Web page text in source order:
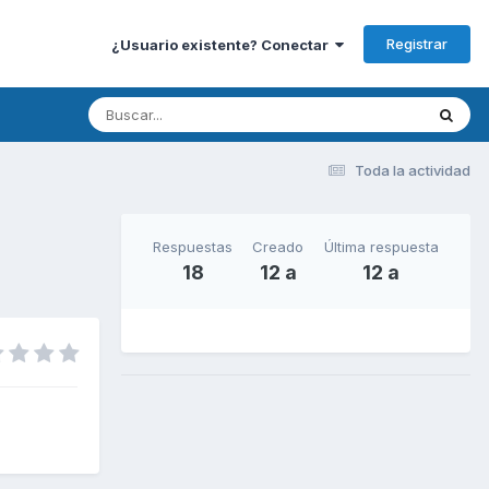
¿Usuario existente? Conectar Registrar
Toda la actividad
Respuestas
18
Creado
12 a
Última respuesta
12 a